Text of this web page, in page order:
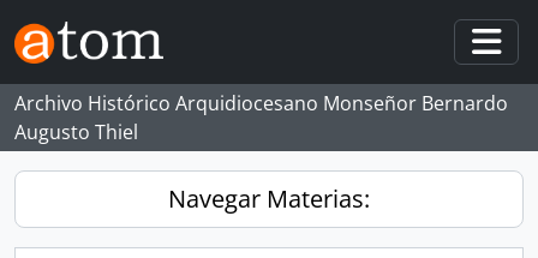
Skip to main content
Archivo Histórico Arquidiocesano Monseñor Bernardo
Augusto Thiel
Navegar Materias: